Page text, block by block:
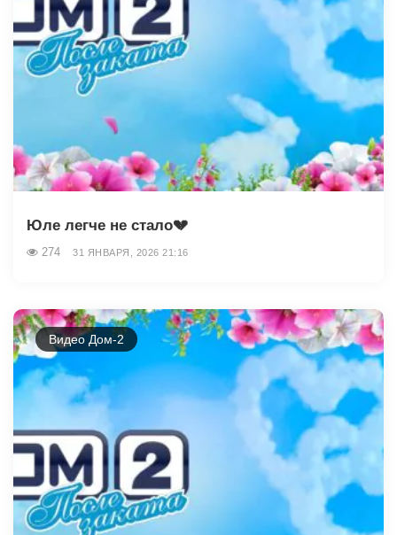
Юле легче не стало💔
274 31 ЯНВАРЯ, 2026 21:16
Видео Дом-2